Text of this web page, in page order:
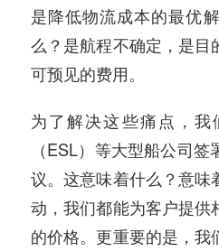
是降低物流成本的最优
么？是航程不确定，是目
可预见的费用。
为了解决这些痛点，
（ESL）等大型船公司
议。这意味着什么？意味
动，我们都能为客户提供
的价格。更重要的是，我